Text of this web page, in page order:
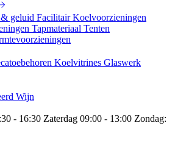
geluid FacilitairKoelvoorzieningen
Tapmateriaal Tenten
Koelvitrines Glaswerk
Wijn
- 16:30 Zaterdag 09:00 - 13:00 Zondag: